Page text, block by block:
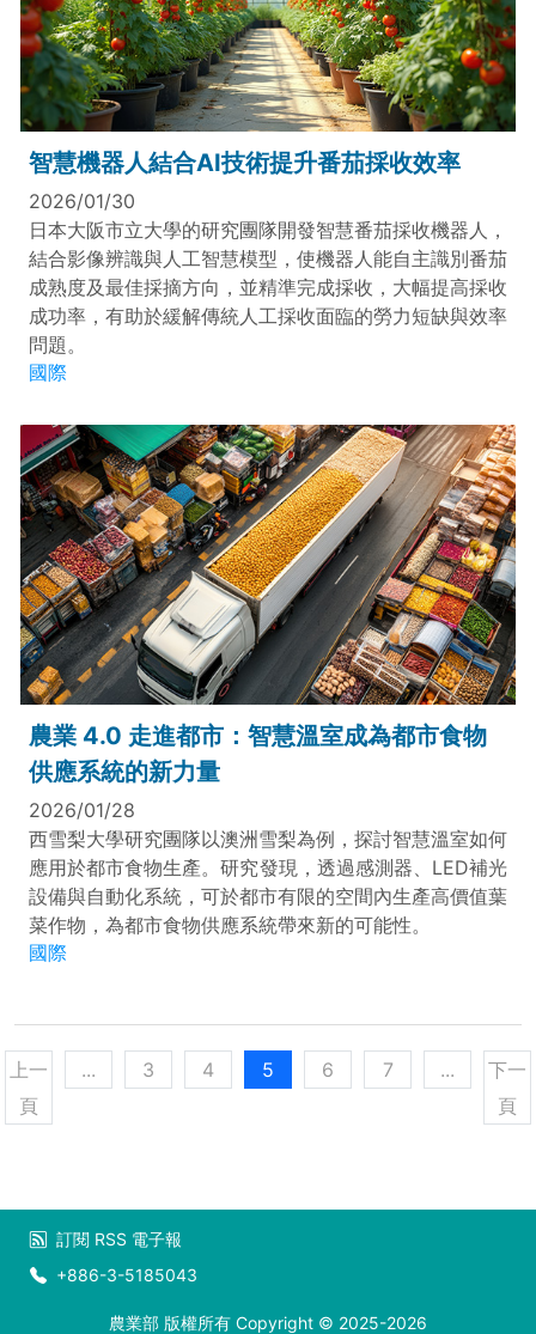
智慧機器人結合AI技術提升番茄採收效率
2026/01/30
日本大阪市立大學的研究團隊開發智慧番茄採收機器人，
結合影像辨識與人工智慧模型，使機器人能自主識別番茄
成熟度及最佳採摘方向，並精準完成採收，大幅提高採收
成功率，有助於緩解傳統人工採收面臨的勞力短缺與效率
問題。
國際
農業 4.0 走進都市：智慧溫室成為都市食物
供應系統的新力量
2026/01/28
西雪梨大學研究團隊以澳洲雪梨為例，探討智慧溫室如何
應用於都市食物生產。研究發現，透過感測器、LED補光
設備與自動化系統，可於都市有限的空間內生產高價值葉
菜作物，為都市食物供應系統帶來新的可能性。
國際
上一
頁
... 3 4 5 6 7 ...
下一
頁
訂閱 RSS 電子報
+886-3-5185043
農業部 版權所有 Copyright © 2025-2026